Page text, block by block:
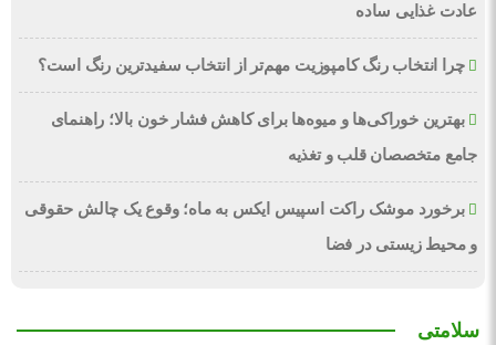
عادت غذایی ساده
چرا انتخاب رنگ کامپوزیت مهم‌تر از انتخاب سفیدترین رنگ است؟
بهترین خوراکی‌ها و میوه‌ها برای کاهش فشار خون بالا؛ راهنمای
جامع متخصصان قلب و تغذیه
برخورد موشک راکت اسپیس ایکس به ماه؛ وقوع یک چالش حقوقی
و محیط زیستی در فضا
سلامتی